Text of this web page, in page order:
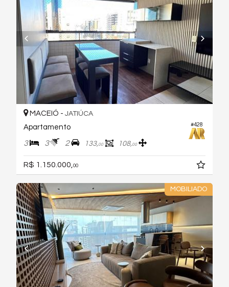
#428
MACEIÓ - JATIÚCA
Apartamento
3 3 2 133,00 108,00
R$ 1.150.000,00
MOBILIADO